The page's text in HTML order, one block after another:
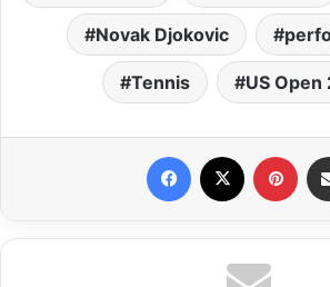
Novak Djokovic
Tennis US Open